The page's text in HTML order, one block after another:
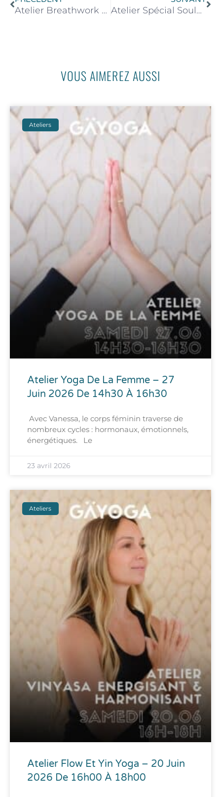
Atelier Breathwork & Soundbath – 06 juin 2026 de 15h30 à 17h30 Atelier Spécial Soulager le dos – 14 Juin 2026 de 15h30 à 17h30
VOUS AIMEREZ AUSSI
Ateliers
Atelier Yoga De La Femme – 27
Juin 2026 De 14h30 À 16h30
Avec Vanessa, le corps féminin traverse de
nombreux cycles : hormonaux, émotionnels,
énergétiques. Le
23 avril 2026
Ateliers
Atelier Flow Et Yin Yoga – 20 Juin
2026 De 16h00 À 18h00